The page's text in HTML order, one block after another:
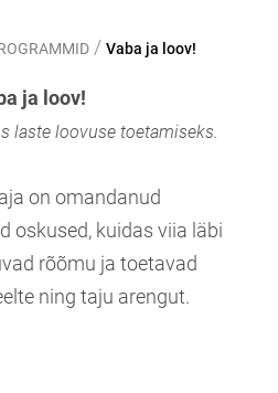
/ Vaba ja loov!
ja loov!
laste loovuse toetamiseks.
on omandanud
oskused, kuidas viia läbi
rõõmu ja toetavad
ning taju arengut.